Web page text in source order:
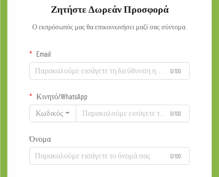
Ζητήστε Δωρεάν Προσφορά
Ο εκπρόσωπός μας θα επικοινωνήσει μαζί σας σύντομα.
Email
0/100
Κινητό/WhatsApp
Κωδικός 0/100
Όνομα
0/100